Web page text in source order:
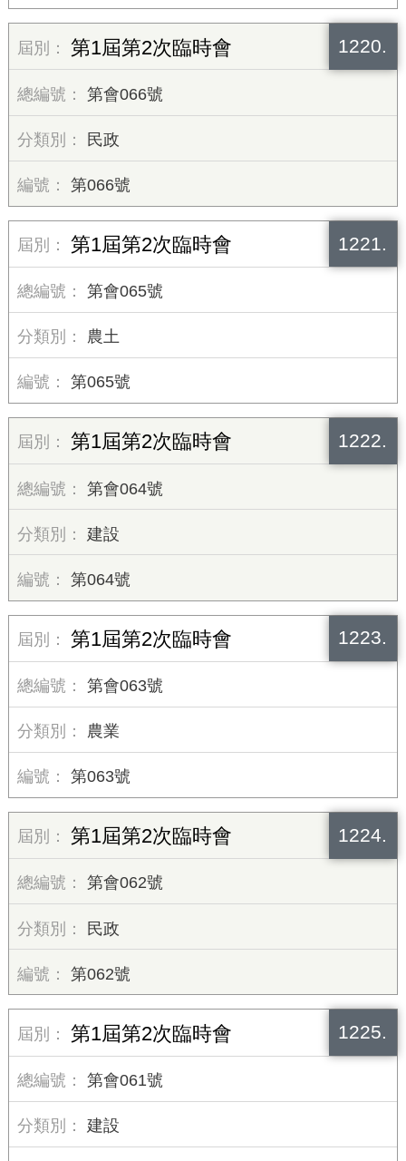
1220.
第1屆第2次臨時會
第會066號
民政
第066號
1221.
第1屆第2次臨時會
第會065號
農土
第065號
1222.
第1屆第2次臨時會
第會064號
建設
第064號
1223.
第1屆第2次臨時會
第會063號
農業
第063號
1224.
第1屆第2次臨時會
第會062號
民政
第062號
1225.
第1屆第2次臨時會
第會061號
建設